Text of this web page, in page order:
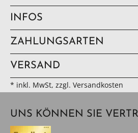
INFOS
ZAHLUNGSARTEN
VERSAND
* inkl. MwSt, zzgl. Versandkosten
UNS KÖNNEN SIE